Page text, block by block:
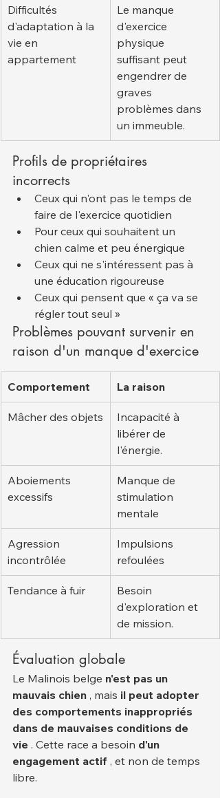
Difficultés
d'adaptation à la
vie en
appartement
Le manque
d'exercice
physique
suffisant peut
engendrer de
graves
problèmes dans
un immeuble.
Profils de propriétaires
incorrects
Ceux qui n'ont pas le temps de
faire de l'exercice quotidien
Pour ceux qui souhaitent un
chien calme et peu énergique
Ceux qui ne s'intéressent pas à
une éducation rigoureuse
Ceux qui pensent que « ça va se
régler tout seul »
Problèmes pouvant survenir en
raison d'un manque d'exercice
Comportement La raison
Mâcher des objets
Incapacité à
libérer de
l'énergie.
Aboiements
excessifs
Manque de
stimulation
mentale
Agression
incontrôlée
Impulsions
refoulées
Tendance à fuir
Besoin
d'exploration et
de mission.
Évaluation globale
Le Malinois belge n'est pas un
mauvais chien , mais il peut adopter
des comportements inappropriés
dans de mauvaises conditions de
vie . Cette race a besoin d'un
engagement actif , et non de temps
libre.